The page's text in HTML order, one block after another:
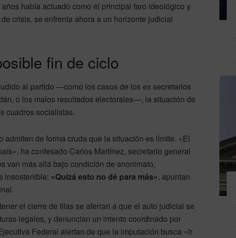
había actuado como el principal faro ideológico y
crisis, se enfrenta ahora a un horizonte judicial
fin de ciclo
al partido —como los casos de los ex secretarios
o los malos resultados electorales—, la situación de
cuadros socialistas.
admiten de forma cruda que la situación es límite. «El
ha confesado Carlos Martínez, secretario general
van más allá bajo condición de anonimato,
insostenible: «Quizá esto no dé para más», apuntan
el cierre de filas se aferran a que el auto judicial se
legales, y denuncian un intento coordinado por
Federal alertan de que la imputación busca «ir